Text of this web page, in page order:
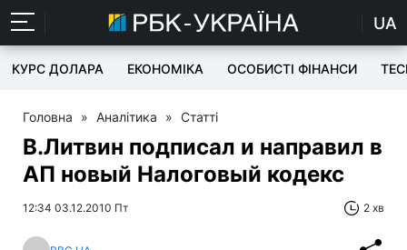
UA
КУРС ДОЛАРА ЕКОНОМІКА ОСОБИСТІ ФІНАНСИ
Головна » Аналітика » Статті
В.Литвин подписал и направил в
АП новый Налоговый кодекс
12:34 03.12.2010 Пт 2 хв